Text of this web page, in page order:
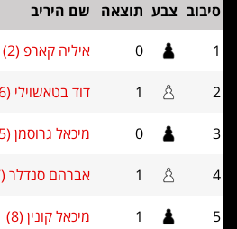
סיבוב צבע תוצאה שם היריב
1
0 איליה קארפ (2)
2
1 דוד בטאשוילי (26)
3
0 מיכאל גרוסמן (5)
4
1 אברהם סנדלר (27)
5
1 מיכאל קונין (8)